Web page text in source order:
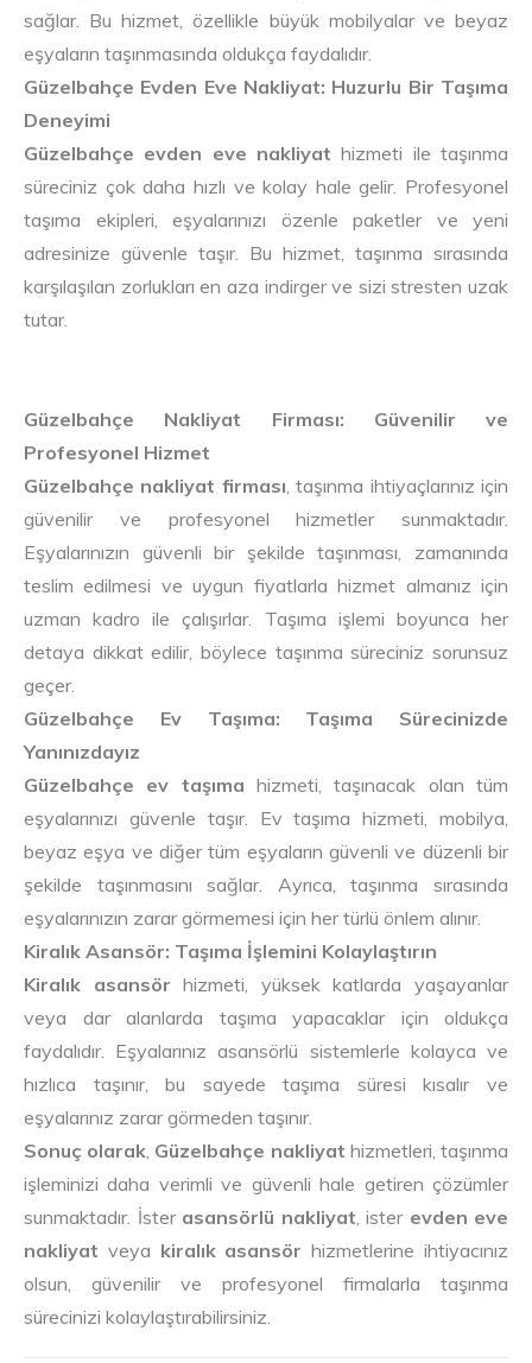
sağlar. Bu hizmet, özellikle büyük mobilyalar ve beyaz
eşyaların taşınmasında oldukça faydalıdır.
Güzelbahçe Evden Eve Nakliyat: Huzurlu Bir Taşıma
Deneyimi
Güzelbahçe evden eve nakliyat hizmeti ile taşınma
süreciniz çok daha hızlı ve kolay hale gelir. Profesyonel
taşıma ekipleri, eşyalarınızı özenle paketler ve yeni
adresinize güvenle taşır. Bu hizmet, taşınma sırasında
karşılaşılan zorlukları en aza indirger ve sizi stresten uzak
tutar.
Güzelbahçe Nakliyat Firması: Güvenilir ve
Profesyonel Hizmet
Güzelbahçe nakliyat firması , taşınma ihtiyaçlarınız için
güvenilir ve profesyonel hizmetler sunmaktadır.
Eşyalarınızın güvenli bir şekilde taşınması, zamanında
teslim edilmesi ve uygun fiyatlarla hizmet almanız için
uzman kadro ile çalışırlar. Taşıma işlemi boyunca her
detaya dikkat edilir, böylece taşınma süreciniz sorunsuz
geçer.
Güzelbahçe Ev Taşıma: Taşıma Sürecinizde
Yanınızdayız
Güzelbahçe ev taşıma hizmeti, taşınacak olan tüm
eşyalarınızı güvenle taşır. Ev taşıma hizmeti, mobilya,
beyaz eşya ve diğer tüm eşyaların güvenli ve düzenli bir
şekilde taşınmasını sağlar. Ayrıca, taşınma sırasında
eşyalarınızın zarar görmemesi için her türlü önlem alınır.
Kiralık Asansör: Taşıma İşlemini Kolaylaştırın
Kiralık asansör hizmeti, yüksek katlarda yaşayanlar
veya dar alanlarda taşıma yapacaklar için oldukça
faydalıdır. Eşyalarınız asansörlü sistemlerle kolayca ve
hızlıca taşınır, bu sayede taşıma süresi kısalır ve
eşyalarınız zarar görmeden taşınır.
Sonuç olarak Güzelbahçe nakliyat hizmetleri, taşınma
işleminizi daha verimli ve güvenli hale getiren çözümler
sunmaktadır. İster asansörlü nakliyat , ister evden eve
nakliyat veya kiralık asansör hizmetlerine ihtiyacınız
olsun, güvenilir ve profesyonel firmalarla taşınma
sürecinizi kolaylaştırabilirsiniz.